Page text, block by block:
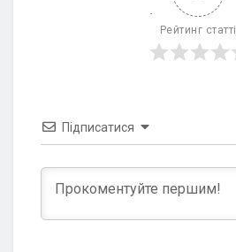
Рейтинг статті
Підписатися